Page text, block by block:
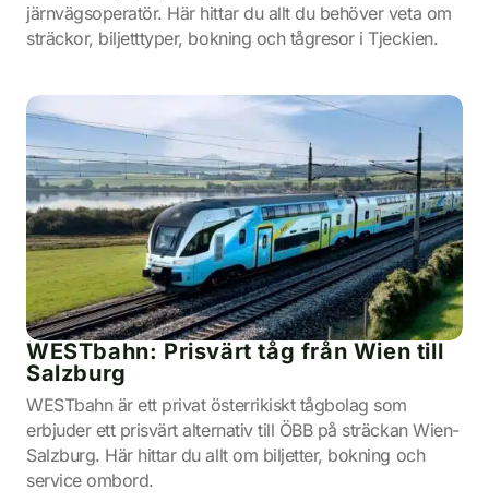
järnvägsoperatör. Här hittar du allt du behöver veta om
sträckor, biljetttyper, bokning och tågresor i Tjeckien.
WESTbahn: Prisvärt tåg från Wien till
Salzburg
WESTbahn är ett privat österrikiskt tågbolag som
erbjuder ett prisvärt alternativ till ÖBB på sträckan Wien-
Salzburg. Här hittar du allt om biljetter, bokning och
service ombord.